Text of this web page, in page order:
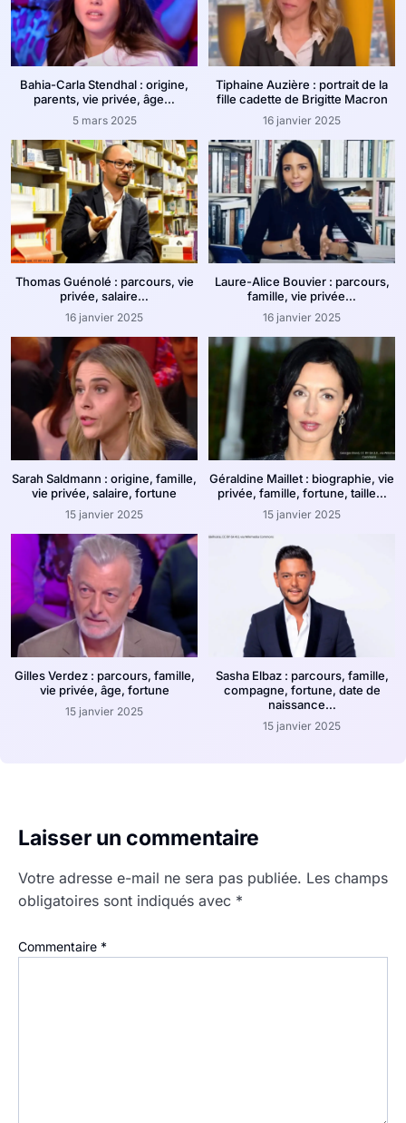
Bahia-Carla Stendhal : origine,
parents, vie privée, âge…
5 mars 2025
Tiphaine Auzière : portrait de la
fille cadette de Brigitte Macron
16 janvier 2025
Thomas Guénolé : parcours, vie
privée, salaire…
16 janvier 2025
Laure-Alice Bouvier : parcours,
famille, vie privée…
16 janvier 2025
Sarah Saldmann : origine, famille,
vie privée, salaire, fortune
15 janvier 2025
Géraldine Maillet : biographie, vie
privée, famille, fortune, taille…
15 janvier 2025
Gilles Verdez : parcours, famille,
vie privée, âge, fortune
15 janvier 2025
Sasha Elbaz : parcours, famille,
compagne, fortune, date de
naissance…
15 janvier 2025
Laisser un commentaire
Votre adresse e-mail ne sera pas publiée. Les champs
obligatoires sont indiqués avec *
Commentaire *